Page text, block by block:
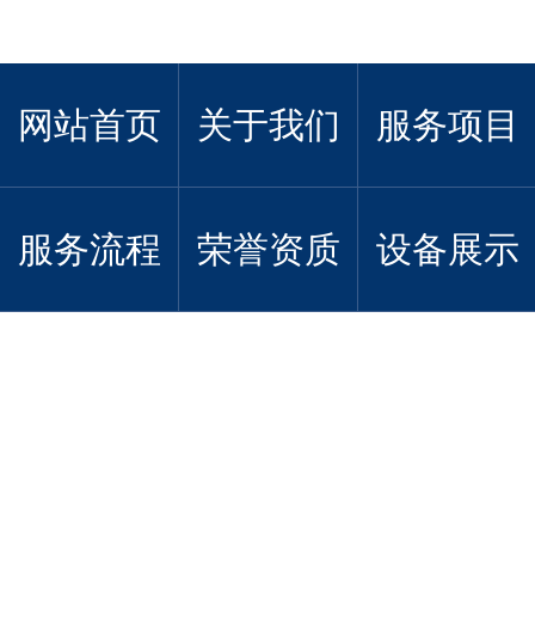
网站首页 关于我们 服务项目
服务流程 荣誉资质 设备展示